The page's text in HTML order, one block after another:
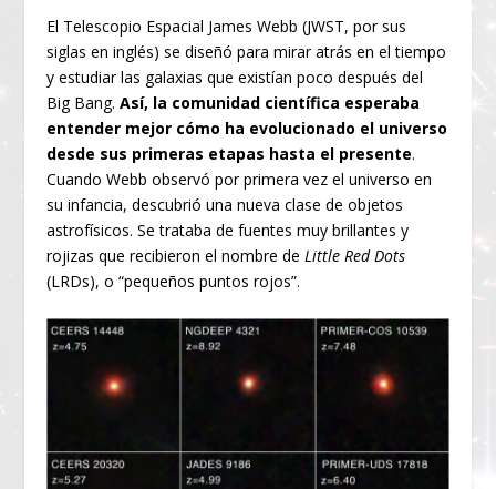
El Telescopio Espacial James Webb (JWST, por sus
siglas en inglés) se diseñó para mirar atrás en el tiempo
y estudiar las galaxias que existían poco después del
Big Bang.Así, la comunidad científica esperaba
entender mejor cómo ha evolucionado el universo
desde sus primeras etapas hasta el presente.
Cuando Webb observó por primera vez el universo en
su infancia, descubrió una nueva clase de objetos
astrofísicos. Se trataba de fuentes muy brillantes y
rojizas que recibieron el nombre de Little Red Dots
(LRDs), o “pequeños puntos rojos”.